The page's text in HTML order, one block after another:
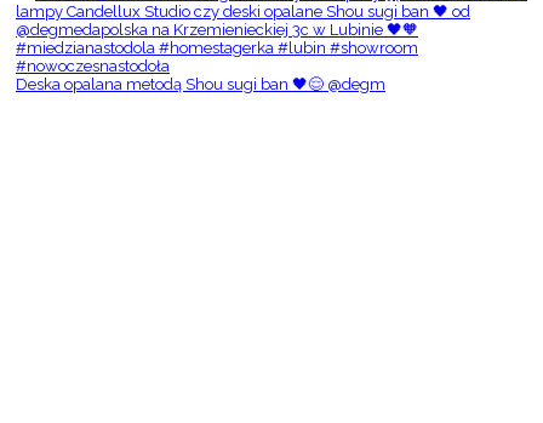
Deska opalana metodą Shou sugi ban 🖤😌 @degm